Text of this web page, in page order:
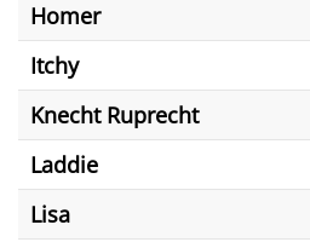
Homer
Itchy
Knecht Ruprecht
Laddie
Lisa